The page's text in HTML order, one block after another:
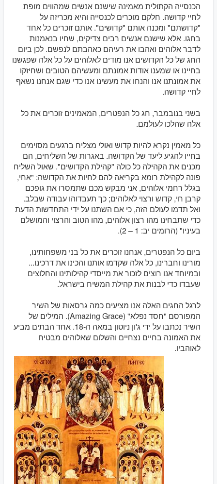
הכנסייה הקתולית מאמינה שישנם אנשים שמהווים מופת
לחיי קדושה. חלקם מוכרים לכנסייה והיא מכריזה על
"קדושתם" ומכנה אותם "קדושים". אותם זוכרים כל אחד
בחגו. אלא שישנם אנשים רבים צדיקים, שחיו בנאמנות
לדבר אלוהים ואהבו את רעיהם כאהבתם לנפשם. לכן ביום
החג של כל הקדושים אנו מודים לאלוהים על כל אלה שפגשנו
בחיינו או שמענו אודות אמונתם ומעשיהם הטובים ושחיזקו
את אמונתנו אנו והנחו את מעשינו אנו כדי שגם אנחנו נשאף
לחיי קדושה.
בשני בנובמבר, חג כל הנפטרים, המאמינים זוכרים את כל
אלה שהלכו לעולמם.
כל מאמין נקרא להיות קדוש ואולי מצליח ברגעים מסוימים
בחייו להגיע ליעד של הקדושה. באגרות של השליחים, הם
מכנים את הקהילה כל כולה "קהילת הקדושים". שאול השליח
פונה לקהילת רומא בקריאה להם לחיות את הקדושה: "אחי,
בגלל רחמי אלוהים, אני מבקש מכם שתמסרו את גופכם
קרבן חי, קדוש ורצוי לאלוהים; כך תעבדוהו עבודה שבלב.
ואל תדמו לעולם הזה, כי אם השתנו על ידי התחדשות הדעת
כדי שתבחינו מהו רצון אלוהים, מהו הטוב והרצוי והמושלם
בעיניו" (הרומים יב: 1 – 2).
ביום כל הנפטרים, אנחנו זוכרים את כל בני משפחותינו,
מורינו וחברינו, כל אלה שקדמו אותנו והכינו את דרכינו...
ובמיוחד אנו רוצים לזכור את מייסדי קהילותינו והחלוצים
שעבדו כדי לבנות את קהילת המשיח בישראל.
לרגל החגים האלה אנו מציעים כמה גרסאות של השיר
המפורסם "חסד נפלא" (Amazing Grace). המילים של
השיר נכתבו על ידי ג'ון ניוטון במאה ה-18. אחד הבתים מביע
את האמונה בחיים נצחיים והשלום שאלוהים מבטיח
לאוהביו.